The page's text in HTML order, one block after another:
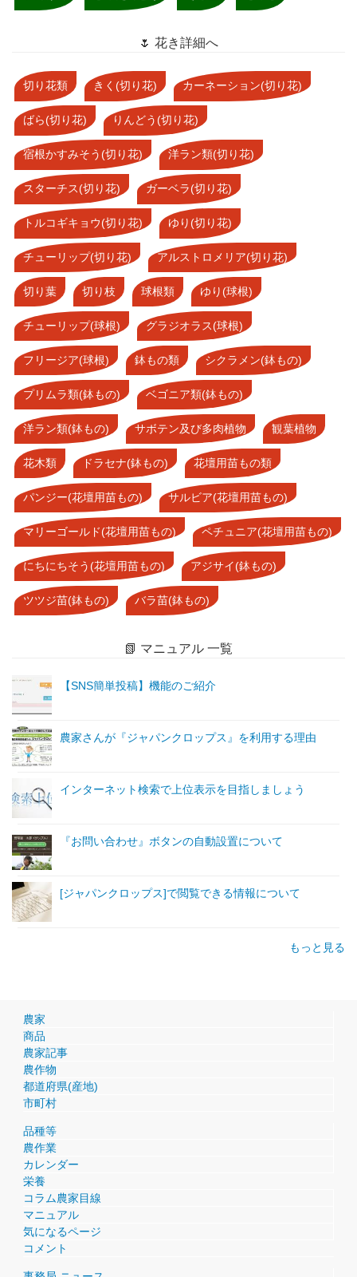
🌷 花き詳細へ
切り花類 きく(切り花) カーネーション(切り花)
ばら(切り花) りんどう(切り花)
宿根かすみそう(切り花) 洋ラン類(切り花)
スターチス(切り花) ガーベラ(切り花)
トルコギキョウ(切り花) ゆり(切り花)
チューリップ(切り花) アルストロメリア(切り花)
切り葉 切り枝 球根類 ゆり(球根)
チューリップ(球根) グラジオラス(球根)
フリージア(球根) 鉢もの類 シクラメン(鉢もの)
プリムラ類(鉢もの) ベゴニア類(鉢もの)
洋ラン類(鉢もの) サボテン及び多肉植物 観葉植物
花木類 ドラセナ(鉢もの) 花壇用苗もの類
パンジー(花壇用苗もの) サルビア(花壇用苗もの)
マリーゴールド(花壇用苗もの) ペチュニア(花壇用苗もの)
にちにちそう(花壇用苗もの) アジサイ(鉢もの)
ツツジ苗(鉢もの) バラ苗(鉢もの)
📗 マニュアル 一覧
【SNS簡単投稿】機能のご紹介
農家さんが『ジャパンクロップス』を利用する理由
インターネット検索で上位表示を目指しましょう
『お問い合わせ』ボタンの自動設置について
[ジャパンクロップス]で閲覧できる情報について
もっと見る
農家
商品
農家記事
農作物
都道府県(産地)
市町村
品種等
農作業
カレンダー
栄養
コラム農家目線
マニュアル
気になるページ
コメント